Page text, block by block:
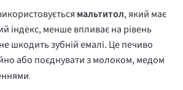
мальтитол, який має
індекс, менше впливає на рівень
шкодить зубній емалі. Це печиво
або поєднувати з молоком, медом